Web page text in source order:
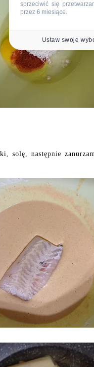
solę, następnie
sprzeciwić się
przez 6 miesiące.
Ustaw swoje